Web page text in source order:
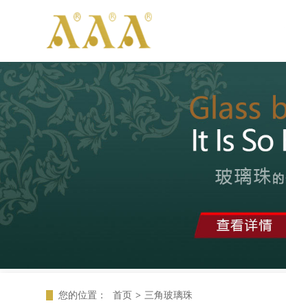
您的位置： 首页 > 三角玻璃珠